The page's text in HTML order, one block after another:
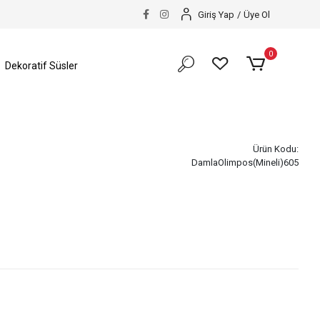
Giriş Yap / Üye Ol
Dekoratif Süsler
0
Ürün Kodu:
DamlaOlimpos(Mineli)605